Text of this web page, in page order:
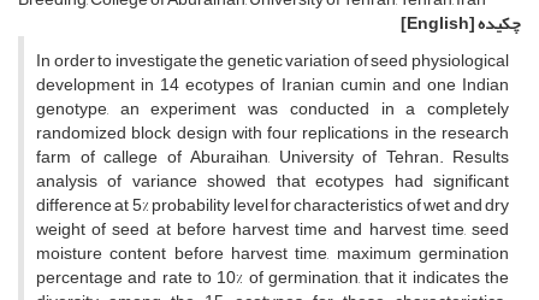
چکیده[English]
In order to investigate the genetic variation of seed physiological
development in 14 ecotypes of Iranian cumin and one Indian
genotype, an experiment was conducted in a completely
randomized block design with four replications in the research
farm of callege of Aburaihan, University of Tehran. Results
analysis of variance showed that ecotypes had significant
difference at 5% probability level for characteristics of wet and dry
weight of seed at before harvest time and harvest time, seed
moisture content before harvest time, maximum germination
percentage and rate to 10% of germination, that it indicates the